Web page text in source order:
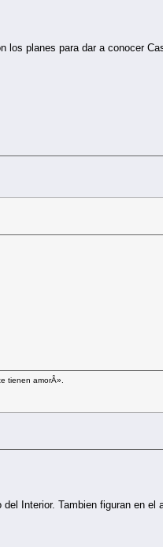
planes para dar a conocer
tienen amorÂ».
Interior. Tambien figuran en el